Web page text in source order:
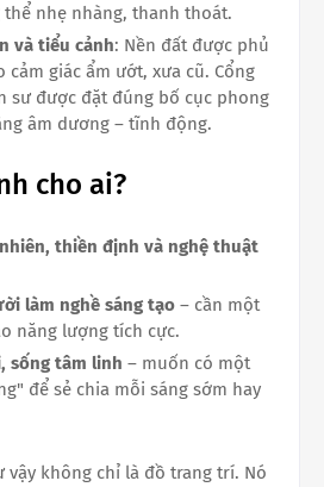
nhẹ nhàng, thanh thoát.
và tiểu cảnh: Nền đất được phủ
cảm giác ẩm ướt, xưa cũ. Cổng
sư được đặt đúng bố cục phong
âm dương – tĩnh động.
cho ai?
thiền định và nghệ thuật
làm nghề sáng tạo – cần một
năng lượng tích cực.
sống tâm linh – muốn có một
để sẻ chia mỗi sáng sớm hay
vậy không chỉ là đồ trang trí. Nó